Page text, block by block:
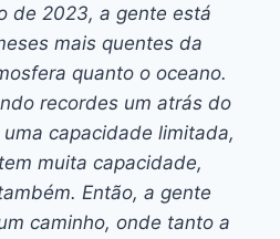
de 2023, a gente está
mais quentes da
quanto o oceano.
recordes um atrás do
capacidade limitada,
muita capacidade,
Então, a gente
caminho, onde tanto a